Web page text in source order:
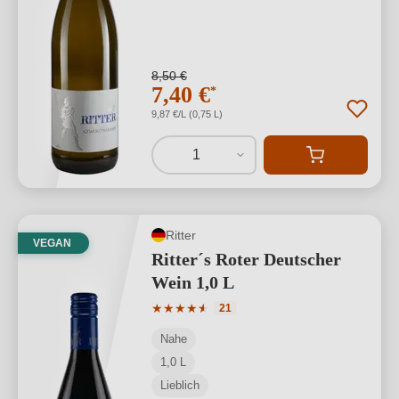
8,50 €
7,40 €*
9,87 €/L (0,75 L)
1
VEGAN
Ritter
Ritter´s Roter Deutscher
Wein 1,0 L
★★★★★
★
Durchschnittliche Bewertung von 4.95
21
Nahe
1,0 L
Lieblich